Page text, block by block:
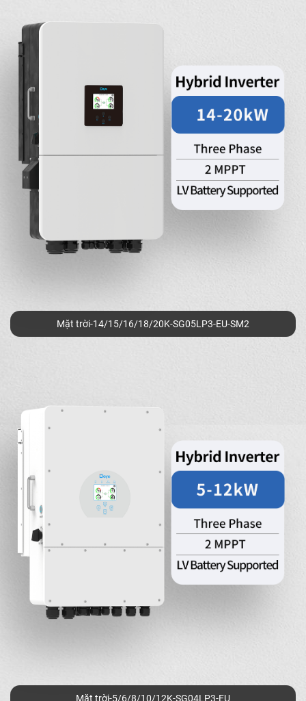
Mặt trời-14/15/16/18/20K-SG05LP3-EU-SM2
Mặt trời-5/6/8/10/12K-SG04LP3-EU